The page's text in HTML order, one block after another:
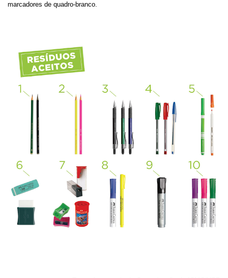
marcadores de quadro-branco.